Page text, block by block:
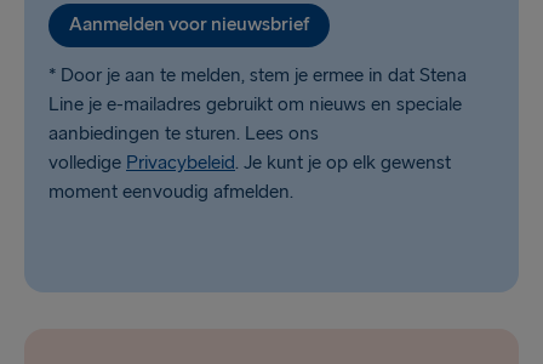
Aanmelden voor nieuwsbrief
* Door je aan te melden, stem je ermee in dat Stena
Line je e-mailadres gebruikt om nieuws en speciale
aanbiedingen te sturen. Lees ons
volledige Privacybeleid. Je kunt je op elk gewenst
moment eenvoudig afmelden.